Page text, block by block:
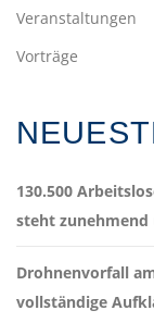
Veranstaltungen
Vorträge
130.500
steht zunehmend
Drohnenvorfall
vollständige